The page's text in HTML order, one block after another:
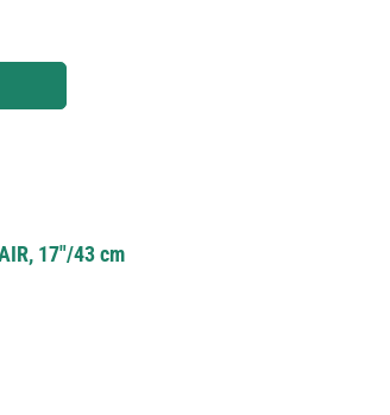
augmenter ou diminuer la quantité.
17"/43 cm